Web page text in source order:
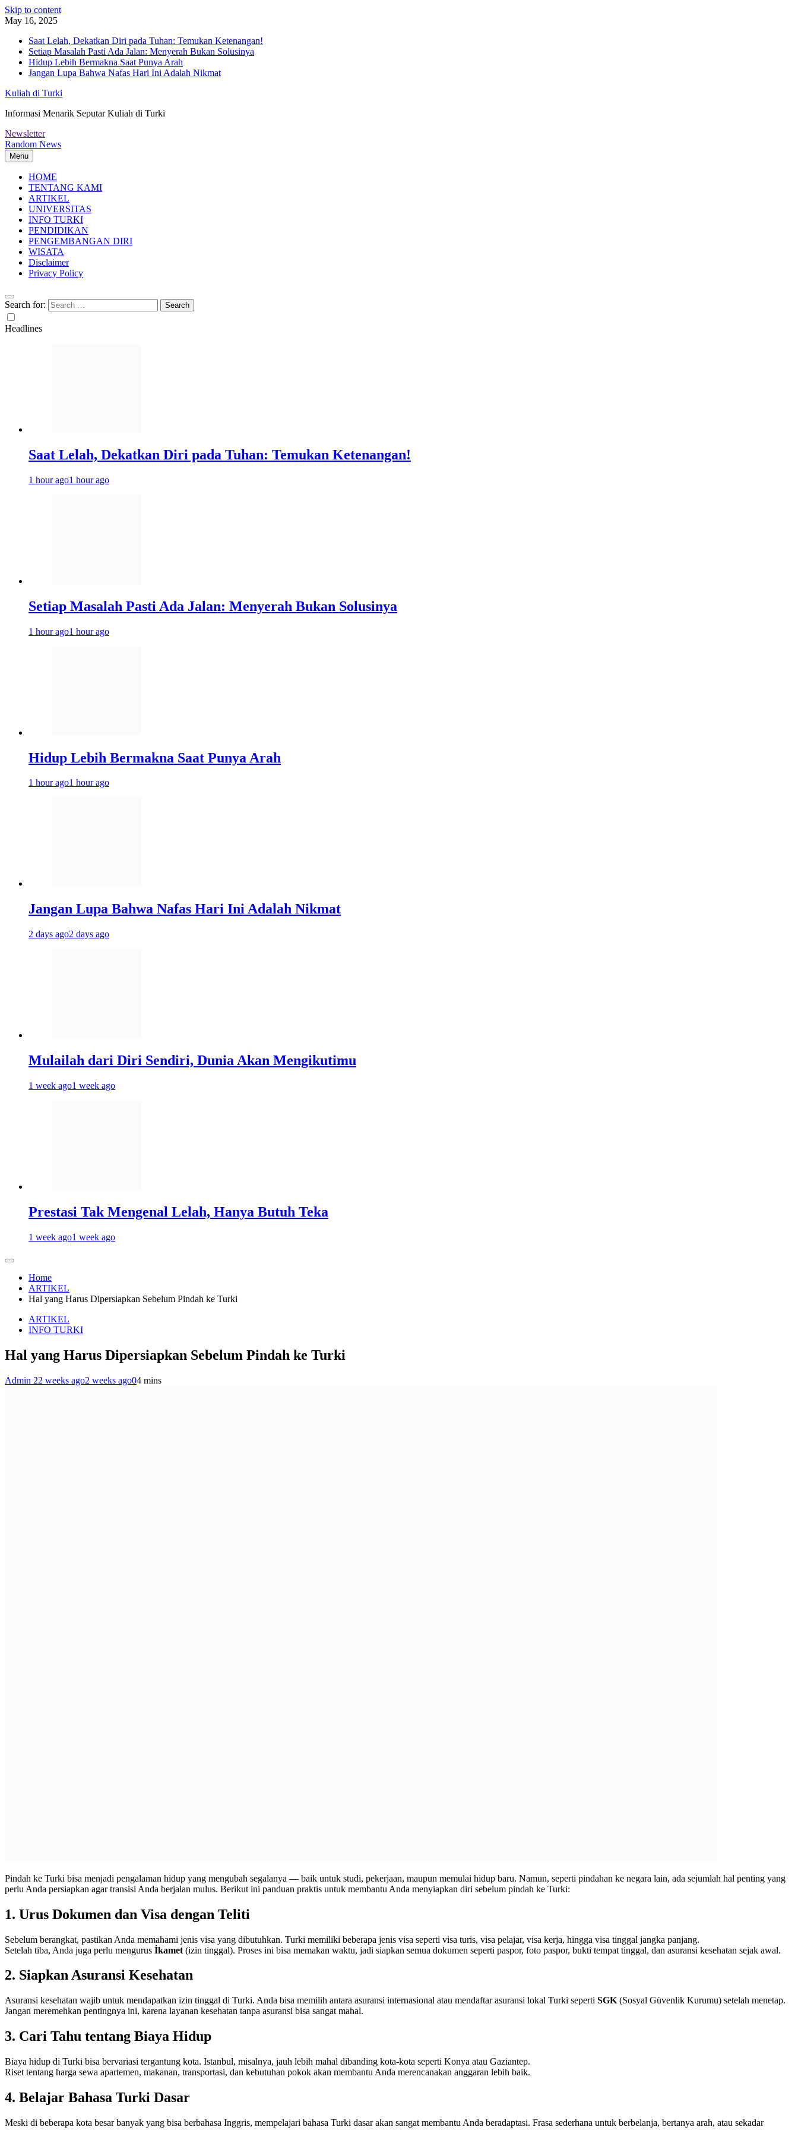
Skip to content
May 16, 2025
Saat Lelah, Dekatkan Diri pada Tuhan: Temukan Ketenangan!
Setiap Masalah Pasti Ada Jalan: Menyerah Bukan Solusinya
Hidup Lebih Bermakna Saat Punya Arah
Jangan Lupa Bahwa Nafas Hari Ini Adalah Nikmat
Kuliah di Turki
Informasi Menarik Seputar Kuliah di Turki
Newsletter
Random News
Menu
HOME
TENTANG KAMI
ARTIKEL
UNIVERSITAS
INFO TURKI
PENDIDIKAN
PENGEMBANGAN DIRI
WISATA
Disclaimer
Privacy Policy
Search for:
Headlines
Saat Lelah, Dekatkan Diri pada Tuhan: Temukan Ketenangan!
1 hour ago1 hour ago
Setiap Masalah Pasti Ada Jalan: Menyerah Bukan Solusinya
1 hour ago1 hour ago
Hidup Lebih Bermakna Saat Punya Arah
1 hour ago1 hour ago
Jangan Lupa Bahwa Nafas Hari Ini Adalah Nikmat
2 days ago2 days ago
Mulailah dari Diri Sendiri, Dunia Akan Mengikutimu
1 week ago1 week ago
Prestasi Tak Mengenal Lelah, Hanya Butuh Teka
1 week ago1 week ago
Home
ARTIKEL
Hal yang Harus Dipersiapkan Sebelum Pindah ke Turki
ARTIKEL
INFO TURKI
Hal yang Harus Dipersiapkan Sebelum Pindah ke Turki
Admin 22 weeks ago2 weeks ago04 mins
Pindah ke Turki bisa menjadi pengalaman hidup yang mengubah segalanya — baik untuk studi, pekerjaan, maupun memulai hidup baru. Namun, seperti pindahan ke negara lain, ada sejumlah hal penting yang
perlu Anda persiapkan agar transisi Anda berjalan mulus. Berikut ini panduan praktis untuk membantu Anda menyiapkan diri sebelum pindah ke Turki:
1. Urus Dokumen dan Visa dengan Teliti
Sebelum berangkat, pastikan Anda memahami jenis visa yang dibutuhkan. Turki memiliki beberapa jenis visa seperti visa turis, visa pelajar, visa kerja, hingga visa tinggal jangka panjang.
Setelah tiba, Anda juga perlu mengurus İkamet (izin tinggal). Proses ini bisa memakan waktu, jadi siapkan semua dokumen seperti paspor, foto paspor, bukti tempat tinggal, dan asuransi kesehatan sejak awal.
2. Siapkan Asuransi Kesehatan
Asuransi kesehatan wajib untuk mendapatkan izin tinggal di Turki. Anda bisa memilih antara asuransi internasional atau mendaftar asuransi lokal Turki seperti SGK (Sosyal Güvenlik Kurumu) setelah menetap.
Jangan meremehkan pentingnya ini, karena layanan kesehatan tanpa asuransi bisa sangat mahal.
3. Cari Tahu tentang Biaya Hidup
Biaya hidup di Turki bisa bervariasi tergantung kota. Istanbul, misalnya, jauh lebih mahal dibanding kota-kota seperti Konya atau Gaziantep.
Riset tentang harga sewa apartemen, makanan, transportasi, dan kebutuhan pokok akan membantu Anda merencanakan anggaran lebih baik.
4. Belajar Bahasa Turki Dasar
Meski di beberapa kota besar banyak yang bisa berbahasa Inggris, mempelajari bahasa Turki dasar akan sangat membantu Anda beradaptasi. Frasa sederhana untuk berbelanja, bertanya arah, atau sekadar